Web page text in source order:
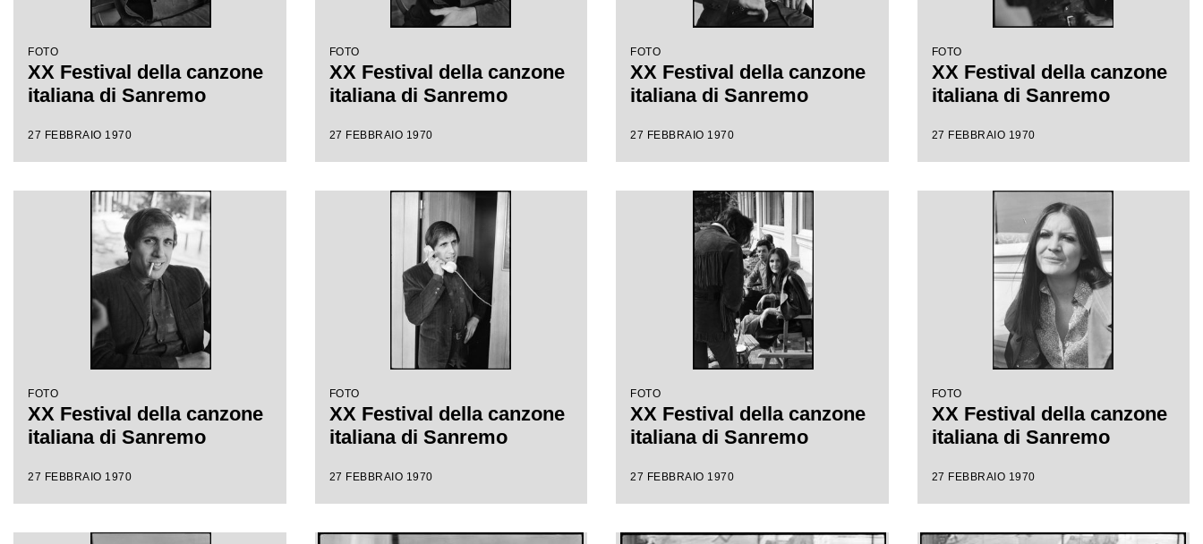
FOTO
XX Festival della canzone
italiana di Sanremo
27 FEBBRAIO 1970
FOTO
XX Festival della canzone
italiana di Sanremo
27 FEBBRAIO 1970
FOTO
XX Festival della canzone
italiana di Sanremo
27 FEBBRAIO 1970
FOTO
XX Festival della canzone
italiana di Sanremo
27 FEBBRAIO 1970
FOTO
XX Festival della canzone
italiana di Sanremo
27 FEBBRAIO 1970
FOTO
XX Festival della canzone
italiana di Sanremo
27 FEBBRAIO 1970
FOTO
XX Festival della canzone
italiana di Sanremo
27 FEBBRAIO 1970
FOTO
XX Festival della canzone
italiana di Sanremo
27 FEBBRAIO 1970